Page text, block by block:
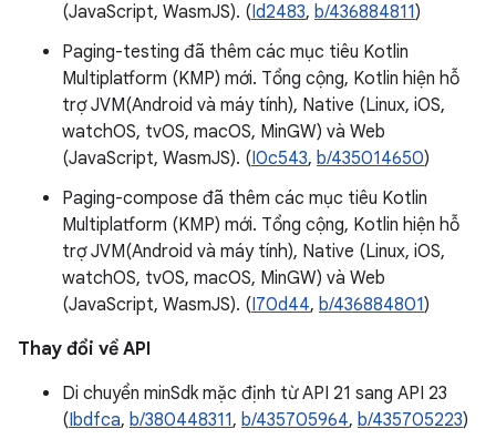
(JavaScript, WasmJS). (Id2483, b/436884811)
Paging-testing đã thêm các mục tiêu Kotlin
Multiplatform (KMP) mới. Tổng cộng, Kotlin hiện hỗ
trợ JVM(Android và máy tính), Native (Linux, iOS,
watchOS, tvOS, macOS, MinGW) và Web
(JavaScript, WasmJS). (I0c543, b/435014650)
Paging-compose đã thêm các mục tiêu Kotlin
Multiplatform (KMP) mới. Tổng cộng, Kotlin hiện hỗ
trợ JVM(Android và máy tính), Native (Linux, iOS,
watchOS, tvOS, macOS, MinGW) và Web
(JavaScript, WasmJS). (I70d44, b/436884801)
Thay đổi về API
Di chuyển minSdk mặc định từ API 21 sang API 23
(Ibdfca, b/380448311, b/435705964, b/435705223)